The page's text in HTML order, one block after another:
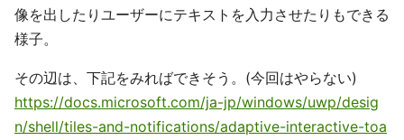
像を出したりユーザーにテキストを入力させたりもできる
様子。
その辺は、下記をみればできそう。(今回はやらない)
https://docs.microsoft.com/ja-jp/windows/uwp/desig
n/shell/tiles-and-notifications/adaptive-interactive-toa